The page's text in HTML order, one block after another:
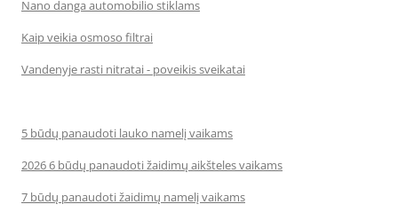
Nano danga automobilio stiklams
Kaip veikia osmoso filtrai
Vandenyje rasti nitratai - poveikis sveikatai
5 būdų panaudoti lauko namelį vaikams
2026 6 būdų panaudoti žaidimų aikšteles vaikams
7 būdų panaudoti žaidimų namelį vaikams